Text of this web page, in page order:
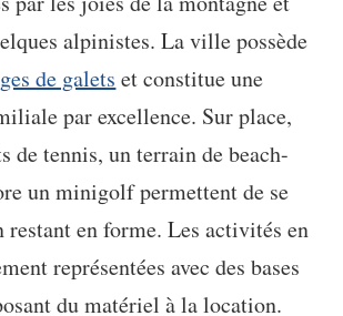
alpinistes. La ville possède
de galets et constitue une
par excellence. Sur place,
de tennis, un terrain de beach-
un minigolf permettent de se
en forme. Les activités en
représentées avec des bases
du matériel à la location.